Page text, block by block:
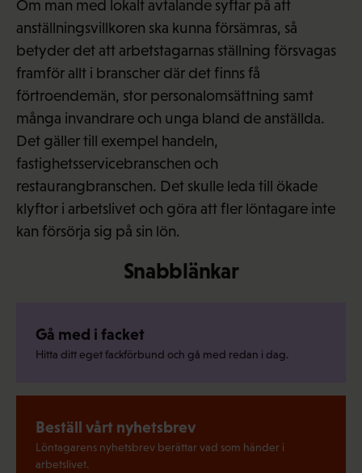
Om man med lokalt avtalande syftar på att
anställningsvillkoren ska kunna försämras, så
betyder det att arbetstagarnas ställning försvagas
framför allt i branscher där det finns få
förtroendemän, stor personalomsättning samt
många invandrare och unga bland de anställda.
Det gäller till exempel handeln,
fastighetsservicebranschen och
restaurangbranschen. Det skulle leda till ökade
klyftor i arbetslivet och göra att fler löntagare inte
kan försörja sig på sin lön.
Snabblänkar
Gå med i facket
Hitta ditt eget fackförbund och gå med redan i dag.
Beställ vårt nyhetsbrev
Löntagarens nyhetsbrev berättar vad som händer i
arbetslivet.